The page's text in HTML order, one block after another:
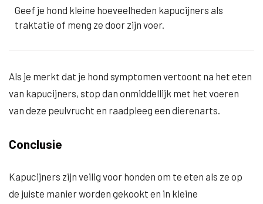
Geef je hond kleine hoeveelheden kapucijners als
traktatie of meng ze door zijn voer.
Als je merkt dat je hond symptomen vertoont na het eten
van kapucijners, stop dan onmiddellijk met het voeren
van deze peulvrucht en raadpleeg een dierenarts.
Conclusie
Kapucijners zijn veilig voor honden om te eten als ze op
de juiste manier worden gekookt en in kleine